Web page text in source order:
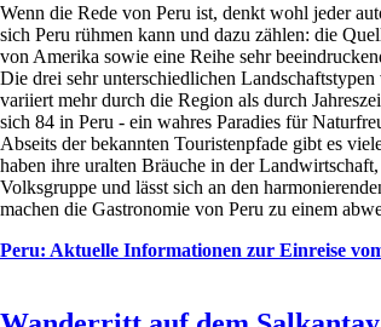
Wenn die Rede von Peru ist, denkt wohl jeder
sich Peru rühmen kann und dazu zählen: die
von Amerika sowie eine Reihe sehr
Die drei sehr unterschiedlichen
variiert mehr durch die Region als durch
sich 84 in Peru - ein wahres Paradies für
Abseits der bekannten Touristenpfade gibt es
haben ihre uralten Bräuche in der
Volksgruppe und lässt sich an den
machen die Gastronomie von Peru zu einem
Peru: Aktuelle Informationen zur Einreise